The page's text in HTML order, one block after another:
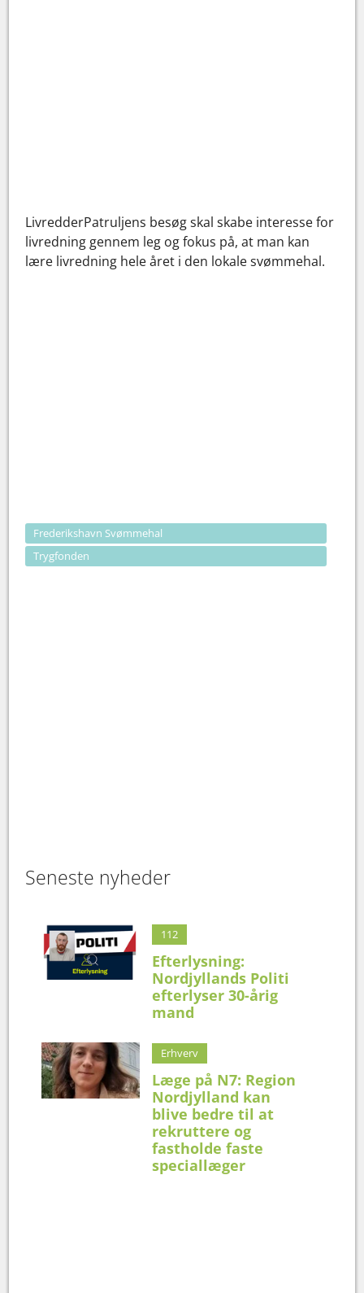
LivredderPatruljens besøg skal skabe interesse for
livredning gennem leg og fokus på, at man kan
lære livredning hele året i den lokale svømmehal.
Frederikshavn Svømmehal
Trygfonden
Seneste nyheder
112
Efterlysning:
Nordjyllands Politi
efterlyser 30-årig
mand
Erhverv
Læge på N7: Region
Nordjylland kan
blive bedre til at
rekruttere og
fastholde faste
speciallæger